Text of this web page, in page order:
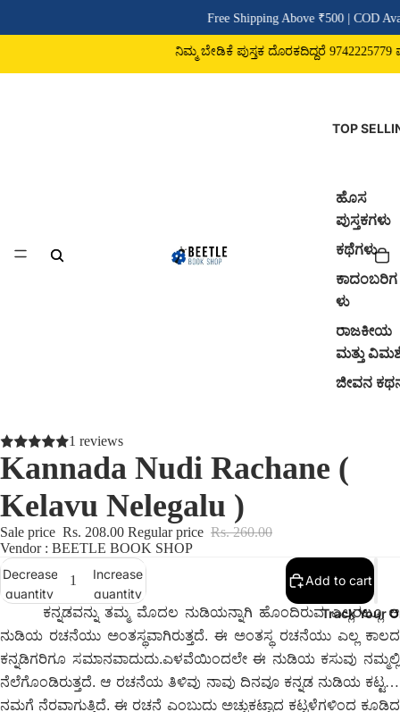
Free Shipping Above ₹500 | COD
ನಿಮ್ಮ ಬೇಡಿಕೆ ಪುಸ್ತಕ ದೊರಕದಿದ್ದರೆ 9742225779
TOP
ಹೊಸ
ಪುಸ್ತಕಗಳು
ಕಥೆಗಳು
ಕಾದಂಬರಿಗ
ಳು
ರಾಜಕೀಯ
ಮತ್ತು
ಜೀವನ
Track Your
1 reviews
Kannada Nudi Rachane (
Kelavu Nelegalu )
Sale price Rs. 208.00 Regular price Rs. 260.00
Vendor : BEETLE BOOK SHOP
Decrease
quantity
Increase
quantity
Add to cart
ಕನ್ನಡವನ್ನು ತಮ್ಮ ಮೊದಲ ನುಡಿಯನ್ನಾಗಿ ಹೊಂದಿರುವ ಎಲ್ಲರಲ್ಲೂಆ
ನುಡಿಯ ರಚನೆಯು ಅಂತಸ್ಥವಾಗಿರುತ್ತದೆ. ಈ ಅಂತಸ್ಥ ರಚನೆಯು ಎಲ್ಲ ಕಾಲದ
ಕನ್ನಡಿಗರಿಗೂ ಸಮಾನವಾದುದು.ಎಳವೆಯಿಂದಲೇ ಈ ನುಡಿಯ ಕಸುವು ನಮ್ಮಲ್ಲಿ
ನೆಲೆಗೊಂಡಿರುತ್ತದೆ. ಆ ರಚನೆಯ ತಿಳಿವು ನಾವು ದಿನವೂ ಕನ್ನಡ ನುಡಿಯ ಕಟ್ಟಲು
ನಮಗೆ ನೆರವಾಗುತ್ತಿದೆ. ಈ ರಚನೆ ಎಂಬುದು ಅಚ್ಚುಕಟ್ಟಾದ ಕಟ್ಟಳೆಗಳಿಂದ ಕೂಡಿದ